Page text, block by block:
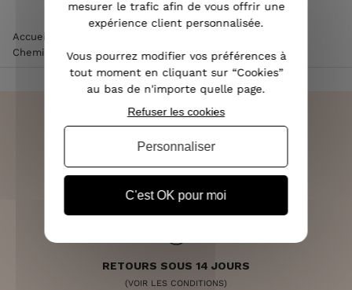
Accueil
Chemisier noir col jabot
LIVRAISON RAPIDE
RETOURS SOUS 14 JOURS
(VOIR LES CONDITIONS)
mesurer le trafic afin de vous offrir une
expérience client personnalisée.
Vous pourrez modifier vos préférences à
tout moment en cliquant sur “Cookies”
au bas de n'importe quelle page.
C'est OK pour moi
Refuser les cookies
Personnaliser